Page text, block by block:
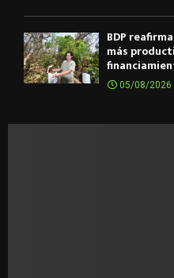
BDP
más
05/08/2026